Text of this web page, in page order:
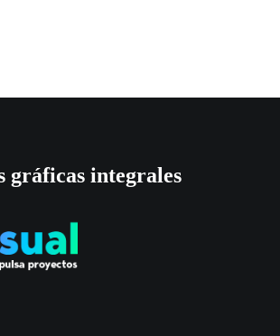
gráficas integrales